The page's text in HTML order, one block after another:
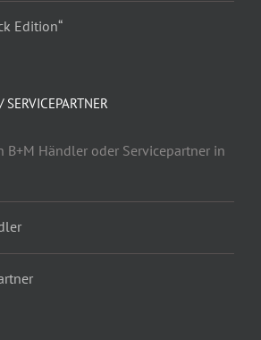
Edition“
B+M Händler oder Servicepartner in